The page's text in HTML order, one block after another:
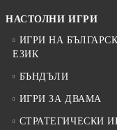
НАСТОЛНИ ИГРИ
ИГРИ НА
ЕЗИК
БЪНДЪЛИ
ИГРИ ЗА ДВАМА
СТРАТЕГИЧЕСКИ